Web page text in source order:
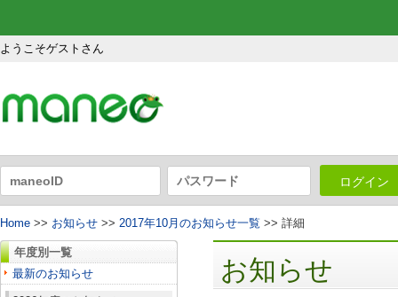
ようこそゲストさん
ログイン
Home >> お知らせ >> 2017年10月のお知らせ一覧 >> 詳細
年度別一覧
最新のお知らせ
お知らせ